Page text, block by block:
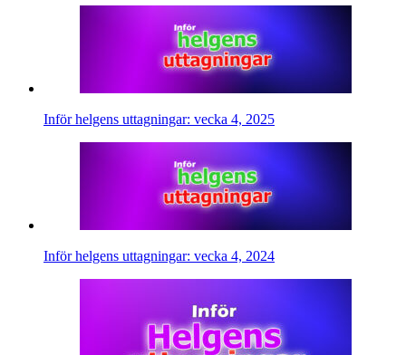
Inför helgens uttagningar: vecka 4, 2025
Inför helgens uttagningar: vecka 4, 2024